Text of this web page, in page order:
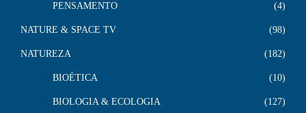
PENSAMENTO 4
NATURE & SPACE TV 98
NATUREZA 182
BIOÉTICA 10
BIOLOGIA & ECOLOGIA 127